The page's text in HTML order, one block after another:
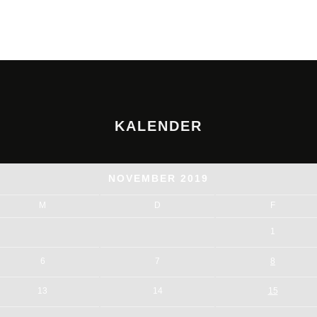
KALENDER
NOVEMBER 2019
M D F
1
6 7 8
13 14 15